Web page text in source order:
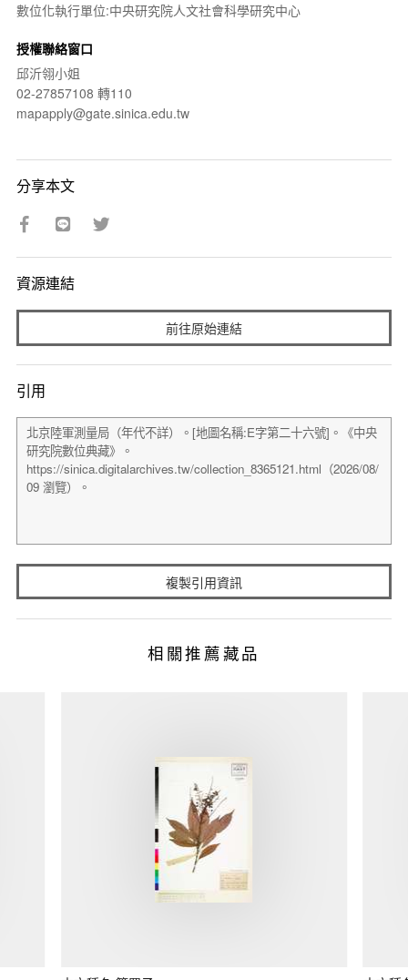
數位化執行單位:中央研究院人文社會科學研究中心
授權聯絡窗口
邱沂翎小姐
02-27857108 轉110
mapapply@gate.sinica.edu.tw
分享本文
資源連結
前往原始連結
引用
複製引用資訊
相關推薦藏品